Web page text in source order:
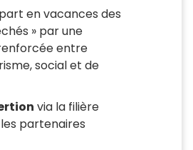
en vacances des
» par une
entre
social et de
via la filière
partenaires